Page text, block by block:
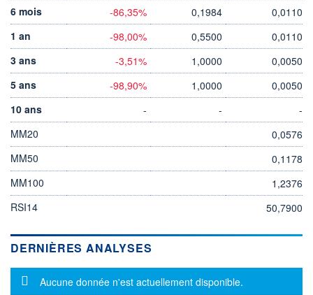
6 mois
-86,35% 0,1984
0,0110
1 an
-98,00% 0,5500
0,0110
3 ans
-3,51% 1,0000
0,0050
5 ans
-98,90% 1,0000
0,0050
10 ans
- -
-
MM20
0,0576
MM50
0,1178
MM100
1,2376
RSI14
50,7900
DERNIÈRES ANALYSES
Message d'information
Aucune donnée n'est actuellement disponible.